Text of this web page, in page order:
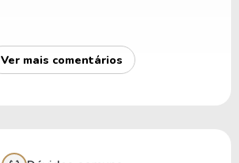
Ver mais comentários